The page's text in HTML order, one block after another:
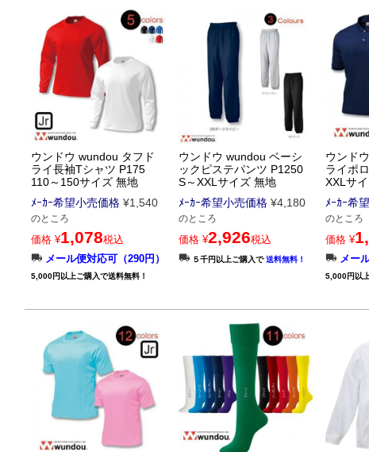
ウンドウ wundou タフド
ライ長袖Tシャツ P175
110～150サイズ 無地
ﾒｰｶｰ希望小売価格 ¥1,540
のところ
価格 ¥1,078税込
メール便対応可（290円）
5,000円以上ご購入で送料無料！
ウンドウ wundou ベーシ
ックピステパンツ P1250
S～XXLサイズ 無地
ﾒｰｶｰ希望小売価格 ¥4,180
のところ
価格 ¥2,926税込
５千円以上ご購入で送料無料！
ウンド
ライポ
XXLサ
ﾒｰｶｰ希
のところ
価格 ¥
メー
5,000円以